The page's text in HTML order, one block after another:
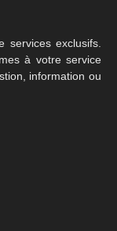
services exclusifs.
à votre service
information ou